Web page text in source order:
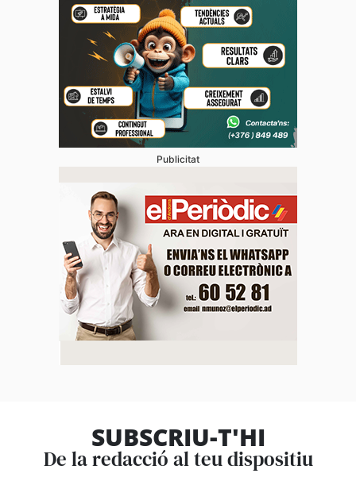
Publicitat
SUBSCRIU-T'HI
De la redacció al teu dispositiu